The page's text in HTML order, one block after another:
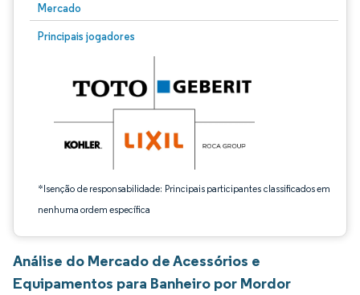
Mercado
Principais jogadores
*Isenção de responsabilidade: Principais participantes classificados em
nenhuma ordem específica
Imagem © Mordor Intelligence. O reuso requer atribuição conforme CC BY 4.0.
Análise do Mercado de Acessórios e
Equipamentos para Banheiro por Mordor